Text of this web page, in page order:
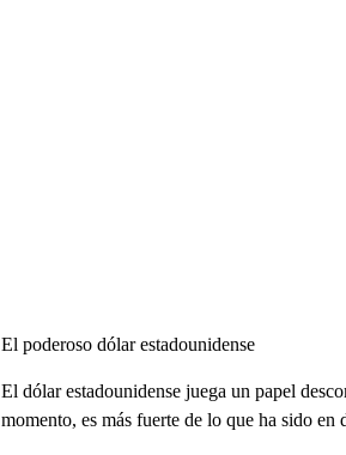
El poderoso dólar estadounidense
El dólar estadounidense juega un papel
momento, es más fuerte de lo que ha sido en